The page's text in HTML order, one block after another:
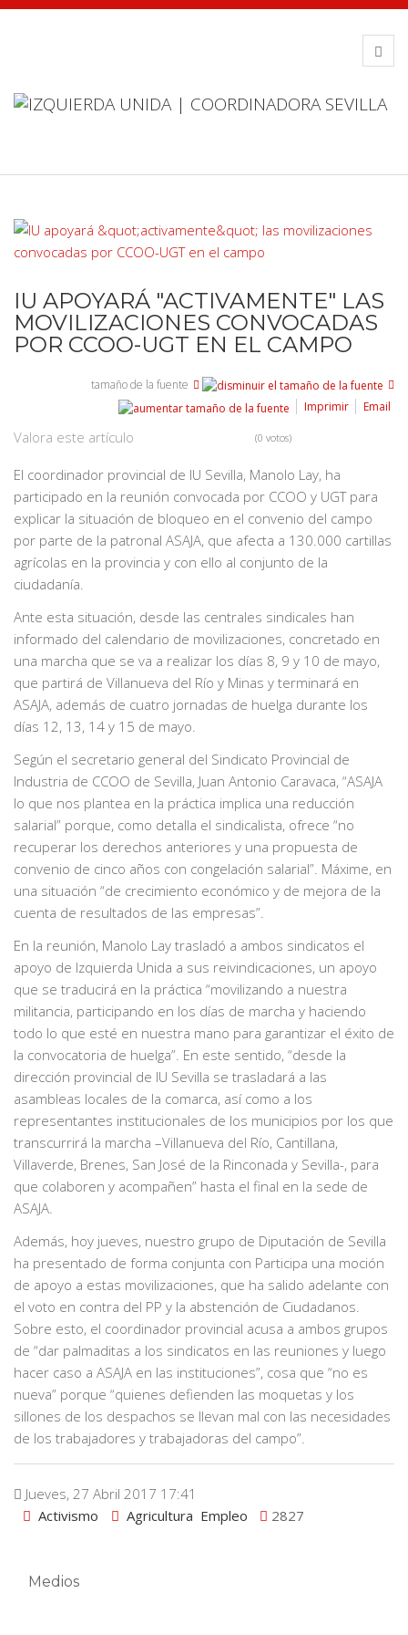
IU APOYARÁ "ACTIVAMENTE" LAS
MOVILIZACIONES CONVOCADAS
POR CCOO-UGT EN EL CAMPO
tamaño de la fuente
Imprimir
Email
Valora este artículo (0 votos)
El coordinador provincial de IU Sevilla, Manolo Lay, ha
participado en la reunión convocada por CCOO y UGT para
explicar la situación de bloqueo en el convenio del campo
por parte de la patronal ASAJA, que afecta a 130.000 cartillas
agrícolas en la provincia y con ello al conjunto de la
ciudadanía.
Ante esta situación, desde las centrales sindicales han
informado del calendario de movilizaciones, concretado en
una marcha que se va a realizar los días 8, 9 y 10 de mayo,
que partirá de Villanueva del Río y Minas y terminará en
ASAJA, además de cuatro jornadas de huelga durante los
días 12, 13, 14 y 15 de mayo.
Según el secretario general del Sindicato Provincial de
Industria de CCOO de Sevilla, Juan Antonio Caravaca, “ASAJA
lo que nos plantea en la práctica implica una reducción
salarial” porque, como detalla el sindicalista, ofrece “no
recuperar los derechos anteriores y una propuesta de
convenio de cinco años con congelación salarial”. Máxime, en
una situación “de crecimiento económico y de mejora de la
cuenta de resultados de las empresas”.
En la reunión, Manolo Lay trasladó a ambos sindicatos el
apoyo de Izquierda Unida a sus reivindicaciones, un apoyo
que se traducirá en la práctica “movilizando a nuestra
militancia, participando en los días de marcha y haciendo
todo lo que esté en nuestra mano para garantizar el éxito de
la convocatoria de huelga”. En este sentido, “desde la
dirección provincial de IU Sevilla se trasladará a las
asambleas locales de la comarca, así como a los
representantes institucionales de los municipios por los que
transcurrirá la marcha –Villanueva del Río, Cantillana,
Villaverde, Brenes, San José de la Rinconada y Sevilla-, para
que colaboren y acompañen” hasta el final en la sede de
ASAJA.
Además, hoy jueves, nuestro grupo de Diputación de Sevilla
ha presentado de forma conjunta con Participa una moción
de apoyo a estas movilizaciones, que ha salido adelante con
el voto en contra del PP y la abstención de Ciudadanos.
Sobre esto, el coordinador provincial acusa a ambos grupos
de “dar palmaditas a los sindicatos en las reuniones y luego
hacer caso a ASAJA en las instituciones”, cosa que “no es
nueva” porque “quienes defienden las moquetas y los
sillones de los despachos se llevan mal con las necesidades
de los trabajadores y trabajadoras del campo”.
Jueves, 27 Abril 2017 17:41
Activismo
Agricultura Empleo 2827
Medios